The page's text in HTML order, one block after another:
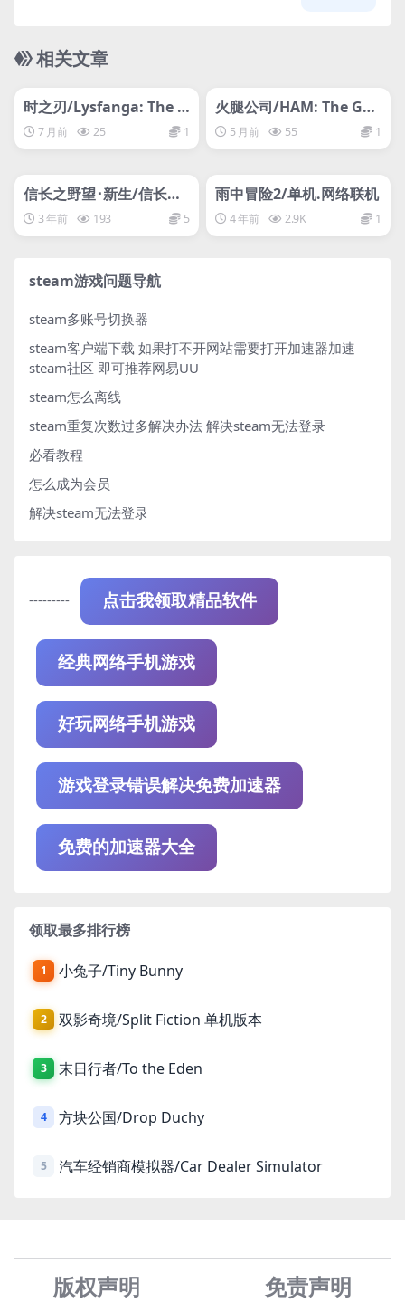
相关文章
网盘下载游戏
时之刃/Lysfanga: The Ti
me Shift Warrior
7 月前 25 1
网盘下载游戏
火腿公司/HAM: The Ga
me5 月前 55 1
网盘下载游戏
信长之野望･新生/信长之
野望16/NOBUNAGA’S A
MBITION: Shinsei
3 年前 193 5
支持网络联机
雨中冒险2/单机.网络联机
4 年前 2.9K 1
steam游戏问题导航
steam多账号切换器
steam客户端下载 如果打不开网站需要打开加速器加速
steam社区 即可推荐网易UU
steam怎么离线
steam重复次数过多解决办法 解决steam无法登录
必看教程
怎么成为会员
解决steam无法登录
--------- 点击我领取精品软件
经典网络手机游戏
好玩网络手机游戏
游戏登录错误解决免费加速器
免费的加速器大全
领取最多排行榜
1 小兔子/Tiny Bunny
2 双影奇境/Split Fiction 单机版本
3 末日行者/To the Eden
4 方块公国/Drop Duchy
5 汽车经销商模拟器/Car Dealer Simulator
版权声明 免责声明